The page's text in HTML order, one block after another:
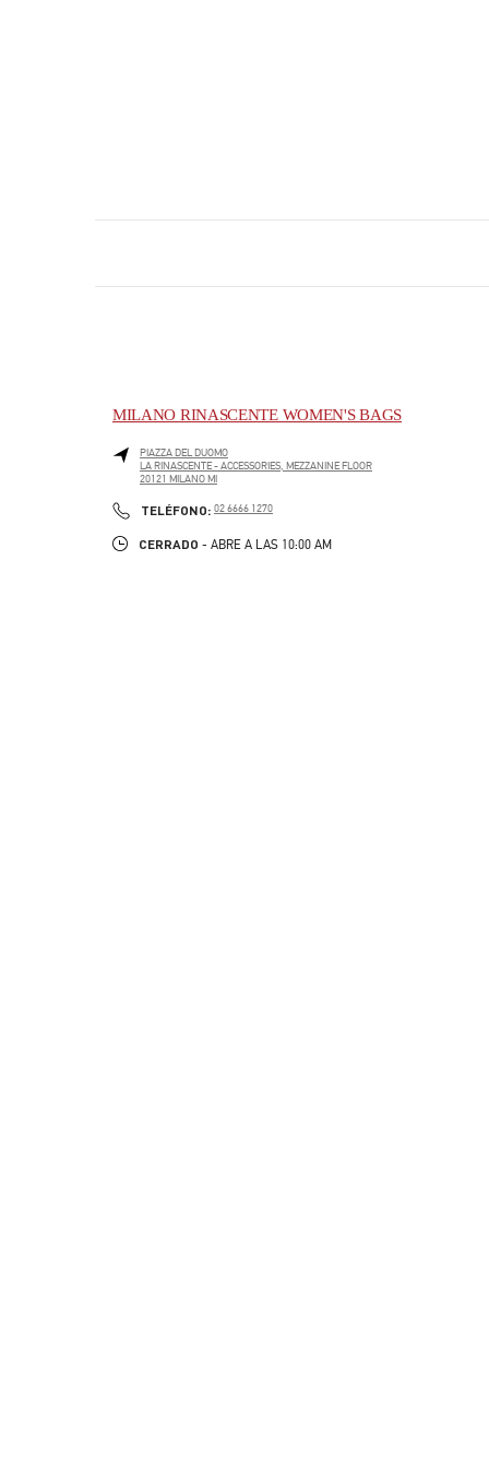
MILANO RINASCENTE WOMEN'S BAGS
PIAZZA DEL DUOMO
LA RINASCENTE - ACCESSORIES, MEZZANINE FLOOR
20121 MILANOMI
TELÉFONO: PHONE
02 6666 1270
CERRADO - ABRE A LAS 10:00 AM